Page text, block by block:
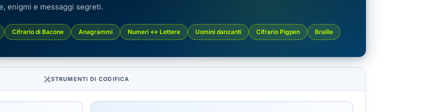
enigmi e messaggi segreti.
Cifrario di Bacone Anagrammi Numeri ↔ Lettere Uomini danzanti Cifrario Pigpen Braille
STRUMENTI DI CODIFICA